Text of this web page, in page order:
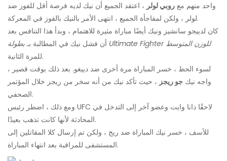
واحد منهم مع روبي لولر ، اعتقد الجميع أن نيك لديه فرصة أقل للفوز ضد
لولر ، ولكن لمفاجأة الجميع ، انتهى الأمر بالنيك بالفوز في المعركة.
كان لدييجو سانشيز ونيك أيضًا مباراة مثيرة للاهتمام ، وبدأ هذا التنافس بعد
أن فشل نيك في المطالبة بـ
بطولة Ultimate Fighter للوزن المتوسط
للمرة الثانية.
لسوء الحظ ، خسر المباراة مرة أخرى ضد دييغو. بعد ذلك بوقت قصير ،
واجه نيك جو ريجز ، حيث تأكد نيك من أنه سخر من ريجز خلال المؤتمر
الصحفي.
ومع ذلك ، اضطر رئيس UFC لاحقًا دانا وايت وعضو آخر إلى التدخل في
المحادثة لأنها كانت تذهب بعيدًا.
للأسف ، خسر نيك المباراة ضد ريج ، ولكن تم إرسال كلا المقاتلين إلى
المستشفى للمراقبة بعد انتهاء المباراة.